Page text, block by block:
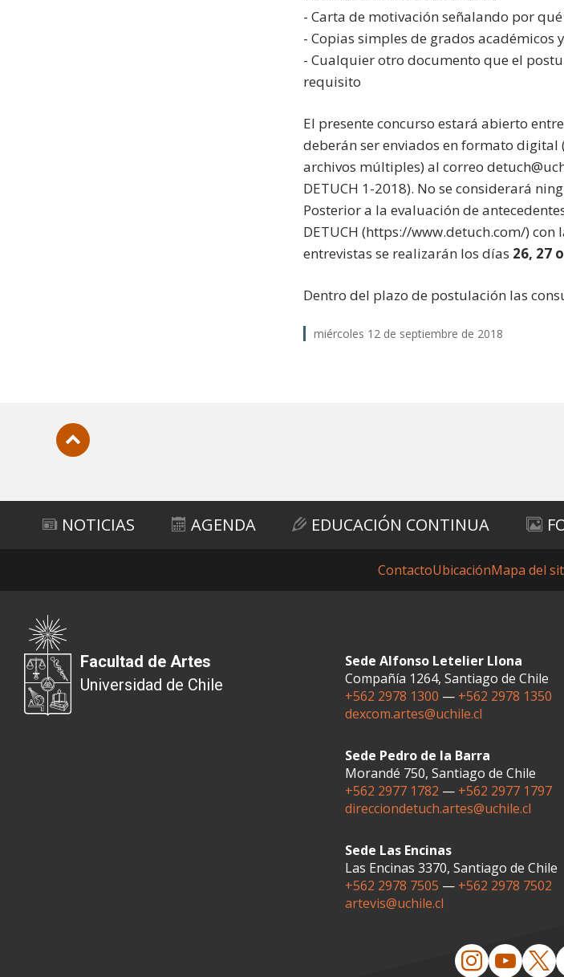
- Carta de motivación señalando por
- Copias simples de grados académicos
- Cualquier otro documento que el
requisito
El presente concurso estará abierto
deberán ser enviados en formato digital
archivos múltiples) al correo
DETUCH 1-2018). No se considerará
Posterior a la evaluación de
DETUCH (https://www.detuch.com/)
entrevistas se realizarán los días 26, 27
Dentro del plazo de postulación las
miércoles 12 de septiembre de 2018
NOTICIAS AGENDA EDUCACIÓN CONTINUA
ContactoUbicaciónMapa del
Facultad de Artes
Universidad de Chile
Sede Alfonso Letelier Llona
Compañía 1264, Santiago de Chile
+562 2978 1300 — +562 2978 1350
dexcom.artes@uchile.cl
Sede Pedro de la Barra
Morandé 750, Santiago de Chile
+562 2977 1782 — +562 2977 1797
direcciondetuch.artes@uchile.cl
Sede Las Encinas
Las Encinas 3370, Santiago de Chile
+562 2978 7505 — +562 2978 7502
artevis@uchile.cl